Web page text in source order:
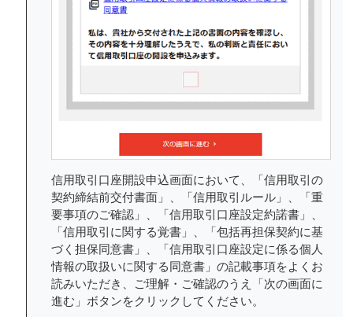
信用取引口座開設申込画面において、「信用取引の
契約締結前交付書面」、「信用取引ルール」、「重
要事項のご確認」、「信用取引口座設定約諾書」、
「信用取引に関する覚書」、「包括再担保契約に基
づく担保同意書」、「信用取引口座設定に係る個人
情報の取扱いに関する同意書」の記載事項をよくお
読みいただき、ご理解・ご確認のうえ「次の画面に
進む」ボタンをクリックしてください。